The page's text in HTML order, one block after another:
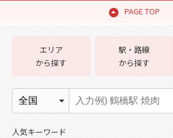
PAGE TOP
エリア
から探す
駅・路線
から探す
人気キーワード